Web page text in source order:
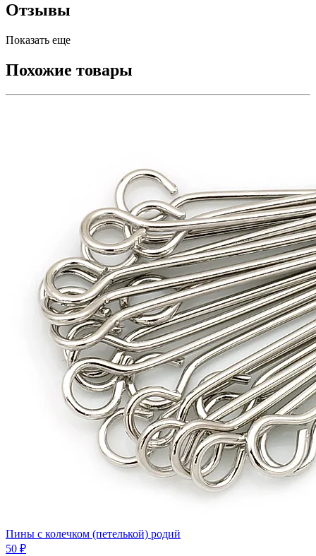
Отзывы
Показать еще
Похожие товары
Пины с колечком (петелькой) родий
50 ₽